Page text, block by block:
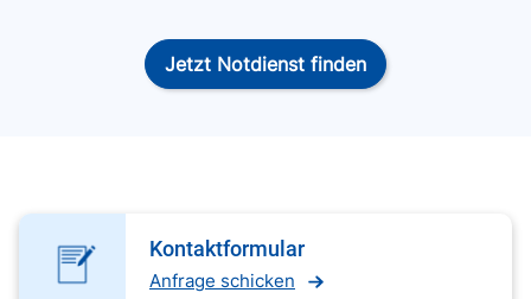
Jetzt Notdienst finden
Kontaktformular
Anfrage schicken